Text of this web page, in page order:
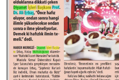
Yalova Müftülüğü
Yozgat Müftülüğü
Zonguldak Müftülüğü